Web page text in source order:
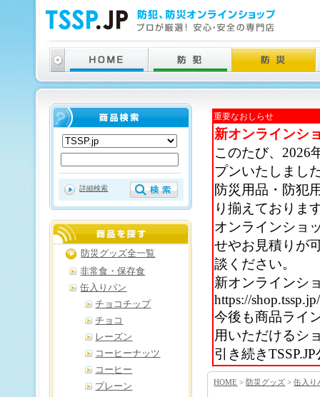
重要なおしらせ
新オンラインシ
このたび、2026
プンいたしまし
防災用品・防犯
り揃えておりま
オンラインショ
せやお見積りが
談ください。
新オンラインシ
https://shop.tssp.jp/
今後も商品ライ
用いただけるシ
引き続き
HOME >防災グッズ >缶入り
詳細検索
防災グッズ全一覧
非常食・保存食
缶入りパン
チョコチップ
チョコ
レーズン
コーヒーナッツ
コーヒー
プレーン